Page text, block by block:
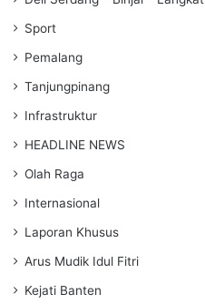
Sport
Pemalang
Tanjungpinang
Infrastruktur
HEADLINE NEWS
Olah Raga
Internasional
Laporan Khusus
Arus Mudik Idul Fitri
Kejati Banten